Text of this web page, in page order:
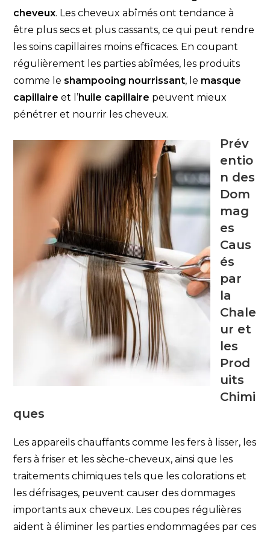
cheveux. Les cheveux abîmés ont tendance à
être plus secs et plus cassants, ce qui peut rendre
les soins capillaires moins efficaces. En coupant
régulièrement les parties abîmées, les produits
comme le shampooing nourrissant, le masque
capillaire et l’huile capillaire peuvent mieux
pénétrer et nourrir les cheveux.
Prév
entio
n des
Dom
mag
es
Caus
és
par
la
Chale
ur et
les
Prod
uits
Chimi
ques
Les appareils chauffants comme les fers à lisser, les
fers à friser et les sèche-cheveux, ainsi que les
traitements chimiques tels que les colorations et
les défrisages, peuvent causer des dommages
importants aux cheveux. Les coupes régulières
aident à éliminer les parties endommagées par ces